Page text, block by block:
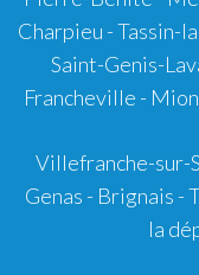
Charpieu -Tassin-
Saint-Genis-
Francheville -
Villefranche-sur-
Genas - Brignais -
la